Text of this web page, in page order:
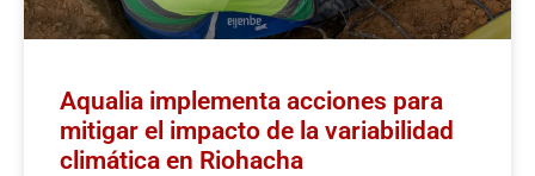
Aqualia implementa acciones para
mitigar el impacto de la variabilidad
climática en Riohacha